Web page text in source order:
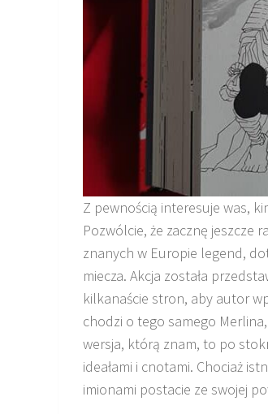
Z pewnością interesuje was,
Pozwólcie, że zacznę jeszcze
znanych w Europie legend,
miecza. Akcja została
kilkanaście stron, aby autor
chodzi o tego samego
wersja, którą znam, to po
ideałami i cnotami. Chociaż
imionami postacie ze swojej